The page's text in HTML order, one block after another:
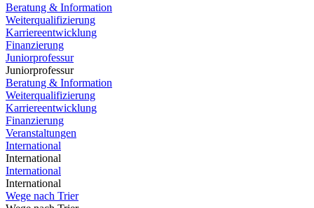
Beratung & Information
Weiterqualifizierung
Karriereentwicklung
Finanzierung
Juniorprofessur
Juniorprofessur
Beratung & Information
Weiterqualifizierung
Karriereentwicklung
Finanzierung
Veranstaltungen
International
International
International
International
Wege nach Trier